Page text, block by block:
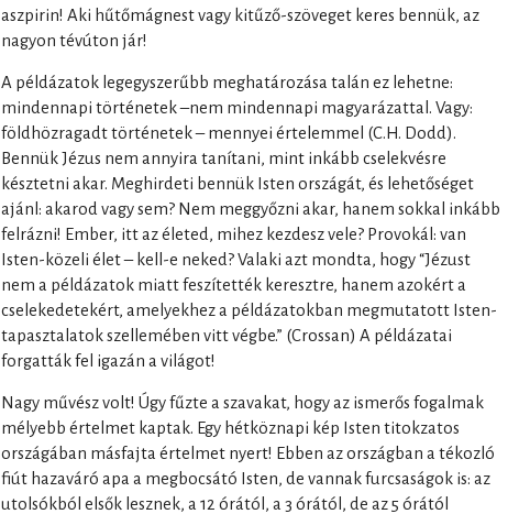
aszpirin! Aki hűtőmágnest vagy kitűző-szöveget keres bennük, az
nagyon tévúton jár!
A példázatok legegyszerűbb meghatározása talán ez lehetne:
mindennapi történetek –nem mindennapi magyarázattal. Vagy:
földhözragadt történetek – mennyei értelemmel (C.H. Dodd).
Bennük Jézus nem annyira tanítani, mint inkább cselekvésre
késztetni akar. Meghirdeti bennük Isten országát, és lehetőséget
ajánl: akarod vagy sem? Nem meggyőzni akar, hanem sokkal inkább
felrázni! Ember, itt az életed, mihez kezdesz vele? Provokál: van
Isten-közeli élet – kell-e neked? Valaki azt mondta, hogy “Jézust
nem a példázatok miatt feszítették keresztre, hanem azokért a
cselekedetekért, amelyekhez a példázatokban megmutatott Isten-
tapasztalatok szellemében vitt végbe.” (Crossan) A példázatai
forgatták fel igazán a világot!
Nagy művész volt! Úgy fűzte a szavakat, hogy az ismerős fogalmak
mélyebb értelmet kaptak. Egy hétköznapi kép Isten titokzatos
országában másfajta értelmet nyert! Ebben az országban a tékozló
fiút hazaváró apa a megbocsátó Isten, de vannak furcsaságok is: az
utolsókból elsők lesznek, a 12 órától, a 3 órától, de az 5 órától